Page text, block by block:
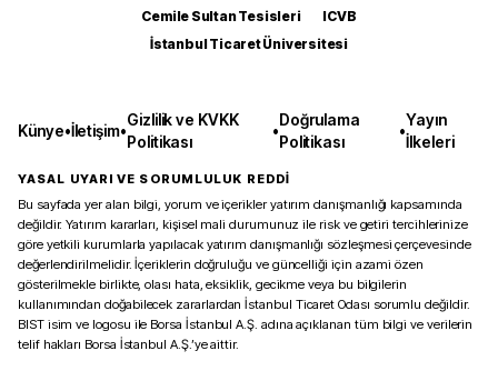
Cemile Sultan Tesisleri
ICVB
İstanbul Ticaret Üniversitesi
Künye•İletişim•
Gizlilik ve KVKK
Politikası
•
Doğrulama
Politikası
•
Yayın
İlkeleri
YASAL UYARI VE SORUMLULUK REDDİ
Bu sayfada yer alan bilgi, yorum ve içerikler yatırım danışmanlığı kapsamında
değildir. Yatırım kararları, kişisel mali durumunuz ile risk ve getiri tercihlerinize
göre yetkili kurumlarla yapılacak yatırım danışmanlığı sözleşmesi çerçevesinde
değerlendirilmelidir. İçeriklerin doğruluğu ve güncelliği için azami özen
gösterilmekle birlikte, olası hata, eksiklik, gecikme veya bu bilgilerin
kullanımından doğabilecek zararlardan İstanbul Ticaret Odası sorumlu değildir.
BIST isim ve logosu ile Borsa İstanbul A.Ş. adına açıklanan tüm bilgi ve verilerin
telif hakları Borsa İstanbul A.Ş.’ye aittir.